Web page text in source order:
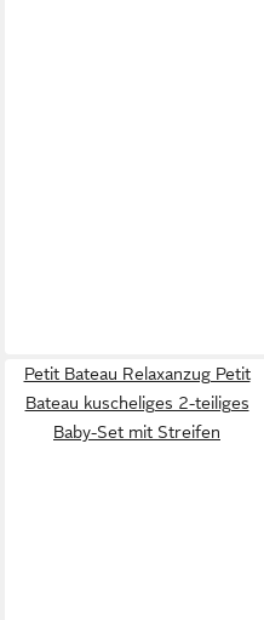
Petit Bateau Relaxanzug Petit
Bateau kuscheliges 2-teiliges
Baby-Set mit Streifen